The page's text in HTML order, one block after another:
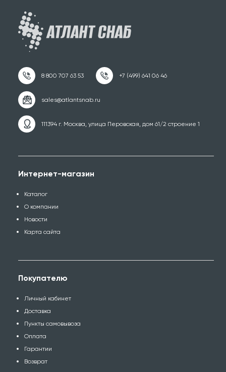
111394 г. Москва, улица Перовская, дом 61/2 строение 1
Интернет-магазин
Каталог
О компании
Новости
Карта сайта
Покупателю
Личный кабинет
Доставка
Пункты самовывоза
Оплата
Гарантии
Возврат